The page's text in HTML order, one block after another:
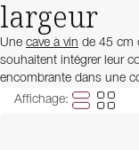
largeur
Une cave à vin de 45 cm
souhaitent intégrer leur
encombrante dans une
elle s’intègre
espace suffisant pour
Affichage: